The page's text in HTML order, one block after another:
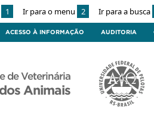
1 Ir para o menu 2 Ir para a busca
ACESSO À INFORMAÇÃO AUDITORIA
de Veterinária
Animais